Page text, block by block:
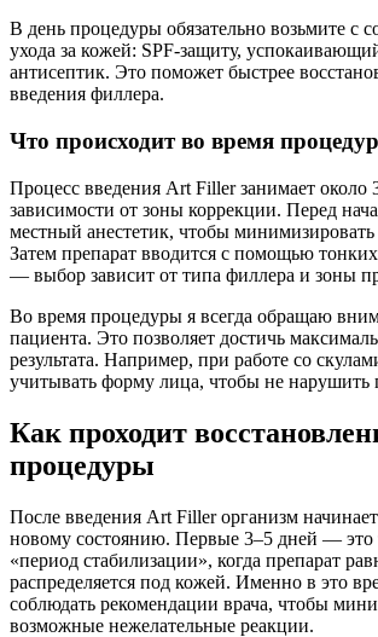
В день процедуры обязательно возьмите с
ухода за кожей: SPF-защиту,
антисептик. Это поможет быстрее
введения филлера.
Что происходит во время
Процесс введения Art Filler занимает около
зависимости от зоны коррекции. Перед
местный анестетик, чтобы
Затем препарат вводится с помощью
— выбор зависит от типа филлера и зоны
Во время процедуры я всегда обращаю
пациента. Это позволяет достичь
результата. Например, при работе со
учитывать форму лица, чтобы не нарушить
Как проходит
процедуры
После введения Art Filler организм
новому состоянию. Первые 3–5 дней — это
«период стабилизации», когда препарат
распределяется под кожей. Именно в это
соблюдать рекомендации врача, чтобы
возможные нежелательные реакции.